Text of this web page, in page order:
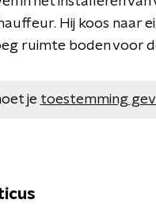
Hij koos naar
ruimte boden voor
je toestemming